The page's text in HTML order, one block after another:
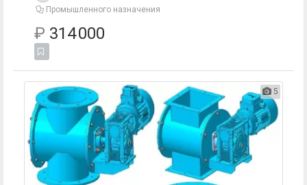
Промышленного назначения
₽ 314 000
5